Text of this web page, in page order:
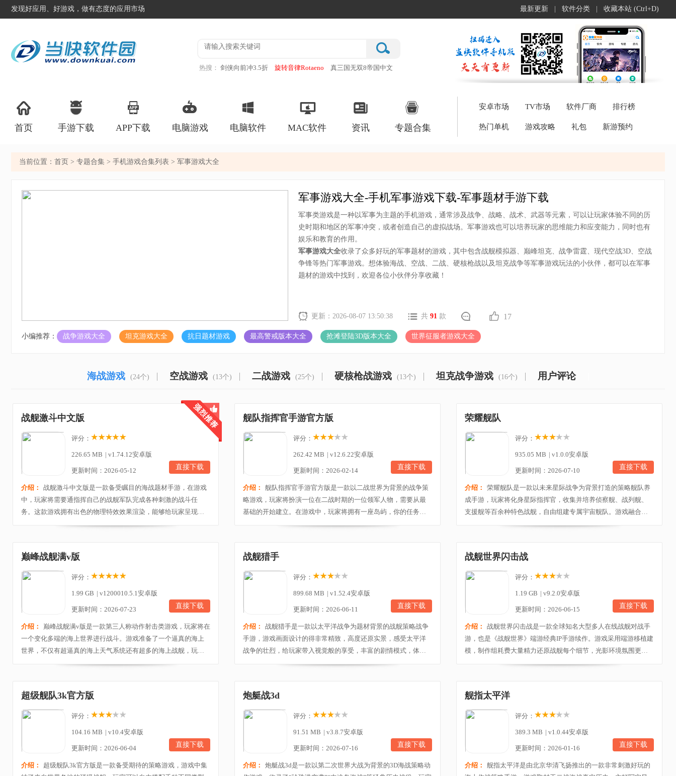
发现好应用、好游戏，做有态度的应用市场 最新更新 软件分类 收藏本站 (Ctrl+D)
热搜： 剑侠向前冲3.5折 旋转音律Rotaeno
真三国无双8帝国中文
首页 手游下载 APP下载 电脑游戏 电脑软件 MAC软件 资讯 专题合集
安卓市场 TV市场 软件厂商 排行榜
热门单机 游戏攻略 礼包 新游预约
当前位置： 首页 > 专题合集 > 手机游戏合集列表 > 军事游戏大全
军事游戏大全-手机军事游戏下载-军事题材手游下载
军事类游戏是一种以军事为主题的手机游戏，通常涉及战争、战略、战术、武器等元素，可以让玩家体验不同的历
史时期和地区的军事冲突，或者创造自己的虚拟战场。军事游戏也可以培养玩家的思维能力和应变能力，同时也有
娱乐和教育的作用。
军事游戏大全收录了众多好玩的军事题材的游戏，其中包含战舰模拟器、巅峰坦克、战争雷霆、现代空战3D、空战
争锋等热门军事游戏。想体验海战、空战、二战、硬核枪战以及坦克战争等军事游戏玩法的小伙伴，都可以在军事
题材的游戏中找到，欢迎各位小伙伴分享收藏！
更新：2026-08-07 13:50:38 共 91 款 17
小编推荐： 战争游戏大全 坦克游戏大全 抗日题材游戏 最高警戒版本大全 抢滩登陆3D版本大全 世界征服者游戏大全
海战游戏 (24个) 空战游戏 (13个) 二战游戏 (25个) 硬核枪战游戏 (13个) 坦克战争游戏 (16个) 用户评论
战舰激斗中文版
评分：
226.65 MB | v1.74.12安卓版
更新时间：2026-05-12 直接下载
介绍：
战舰激斗中文版是一款备受瞩目的海战题材手游，在游戏
中，玩家将需要通指挥自己的战舰军队完成各种刺激的战斗任
务。这款游戏拥有出色的物理特效效果渲染，能够给玩家呈现极
强的画面感，同时也提供了众多的剧情任务，让玩家感受战斗的
背景，全3D画面打造精美站长场景，令人震撼的战舰武器...
舰队指挥官手游官方版
评分：
262.42 MB | v12.6.22安卓版
更新时间：2026-02-14 直接下载
介绍：
舰队指挥官手游官方版是一款以二战世界为背景的战争策
略游戏，玩家将扮演一位在二战时期的一位领军人物，需要从最
基础的开始建立。在游戏中，玩家将拥有一座岛屿，你的任务是
需要保护自己的岛屿不被攻击占领。舰队指挥官手游为玩家准备
人入侵的时候合理的搭配一切武器装备，防止敌人的入...
荣耀舰队
评分：
935.05 MB | v1.0.0安卓版
更新时间：2026-07-10 直接下载
介绍：
荣耀舰队是一款以未来星际战争为背景打造的策略舰队养
成手游，玩家将化身星际指挥官，收集并培养侦察舰、战列舰、
支援舰等百余种特色战舰，自由组建专属宇宙舰队。游戏融合舰
船养成、基地建设、科技研发、资源经营、联盟争霸等多元玩
幄、征服银河的热血冒险。 荣耀舰队手游专属福利1、...
巅峰战舰满v版
评分：
1.99 GB | v1200010.5.1安卓版
更新时间：2026-07-23 直接下载
介绍：
巅峰战舰满v版是一款第三人称动作射击类游戏，玩家将在
一个变化多端的海上世界进行战斗。游戏准备了一个逼真的海上
世界，不仅有超逼真的海上天气系统还有超多的海上战舰，玩家
在游戏中可以收集各类战舰，并且对战舰进行升级与装备，组成
行对战，考验各位玩家策略头脑的时间到了，不仅有不...
战舰猎手
评分：
899.68 MB | v1.52.4安卓版
更新时间：2026-06-11 直接下载
介绍：
战舰猎手是一款以太平洋战争为题材背景的战舰策略战争
手游，游戏画面设计的得非常精致，高度还原实景，感受太平洋
战争的壮烈，给玩家带入视觉般的享受，丰富的剧情模式，体验
游戏酣畅淋漓的热血战斗，独创潜艇模式，真实水下视角，带领
自己的舰队浴血奋战，所向披靡。喜欢的玩家快来本站...
战舰世界闪击战
评分：
1.19 GB | v9.2.0安卓版
更新时间：2026-06-15 直接下载
介绍：
战舰世界闪击战是一款全球知名大型多人在线战舰对战手
游，也是《战舰世界》端游经典IP手游续作。游戏采用端游移植建
模，制作组耗费大量精力还原战舰每个细节，光影环境氛围更是
以端游作为标杆，给你身临其境的战斗体验。游戏中上百艘战
行进开火，战术闪避，提前预判等操作，让你瞬间置身...
超级舰队3k官方版
评分：
104.16 MB | v10.4安卓版
更新时间：2026-06-04 直接下载
介绍：
超级舰队3k官方版是一款备受期待的策略游戏，游戏中集
炮艇战3d
评分：
91.51 MB | v3.8.7安卓版
更新时间：2026-07-16 直接下载
介绍：
炮艇战3d是一款以第二次世界大战为背景的3D海战策略动
舰指太平洋
评分：
389.3 MB | v1.0.44安卓版
更新时间：2026-01-16 直接下载
介绍：
舰指太平洋是由北京华清飞扬推出的一款非常刺激好玩的